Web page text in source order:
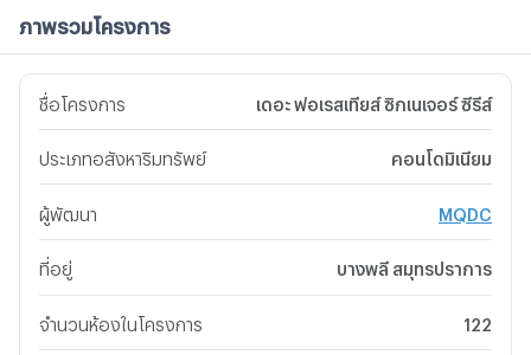
ภาพรวมโครงการ
ชื่อโครงการ เดอะ ฟอเรสเทียส์ ซิกเนเจอร์ ซีรีส์
ประเภทอสังหาริมทรัพย์ คอนโดมิเนียม
ผู้พัฒนา MQDC
ที่อยู่ บางพลี สมุทรปราการ
จำนวนห้องในโครงการ 122